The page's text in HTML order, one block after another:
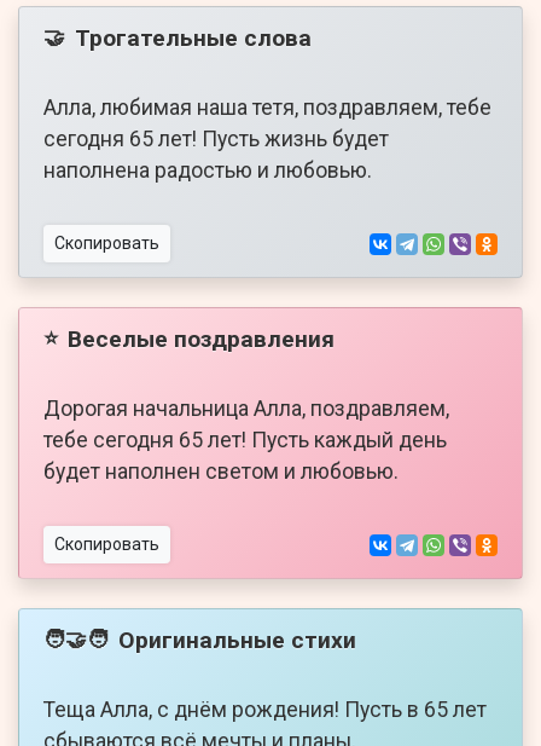
🤝 Трогательные слова
Алла, любимая наша тетя, поздравляем, тебе
сегодня 65 лет! Пусть жизнь будет
наполнена радостью и любовью.
Скопировать
⭐ Веселые поздравления
Дорогая начальница Алла, поздравляем,
тебе сегодня 65 лет! Пусть каждый день
будет наполнен светом и любовью.
Скопировать
🧑‍🤝‍🧑 Оригинальные стихи
Теща Алла, с днём рождения! Пусть в 65 лет